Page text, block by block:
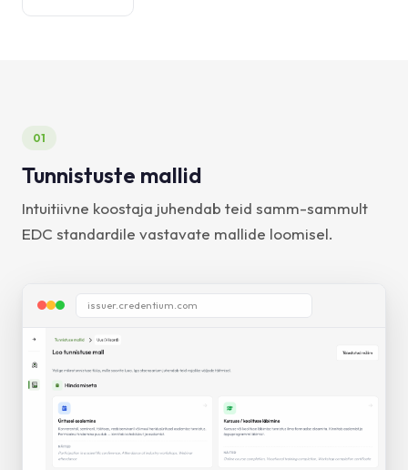
01
Tunnistuste mallid
Intuitiivne koostaja juhendab teid samm-sammult
EDC standardile vastavate mallide loomisel.
issuer.credentium.com